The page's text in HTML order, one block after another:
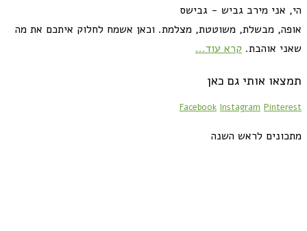
הי, אני מירב גביש - גבישס
אופה, מבשלת, משוטטת, מצלמת. וכאן אשמח לחלוק איתכם את מה
שאני אוהבת. קרא עוד...
תמצאו אותי גם כאן
Facebook Instagram Pinterest
מתכונים לראש השנה